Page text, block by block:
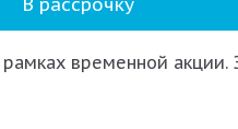
временной акции.